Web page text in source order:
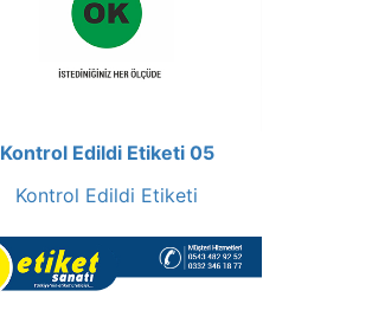
Kontrol Edildi Etiketi 05
Kontrol Edildi Etiketi